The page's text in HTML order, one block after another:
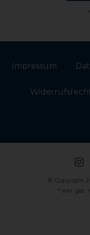
Impressum
© Copyright
* inkl. ges.